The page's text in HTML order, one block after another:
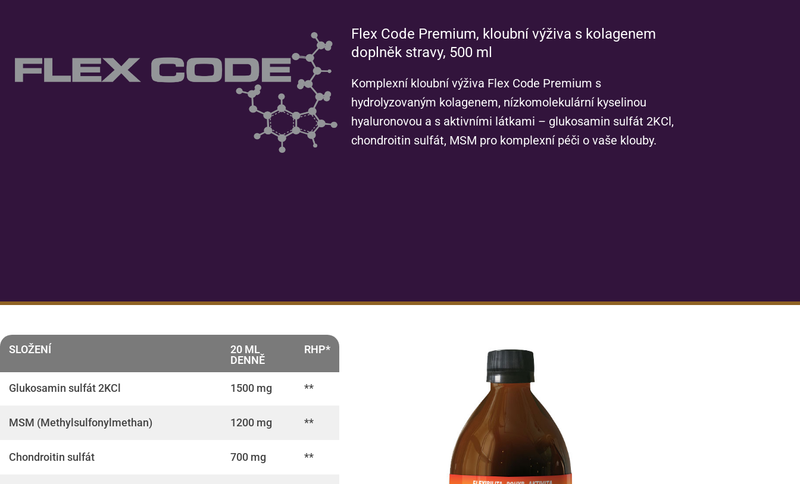
Flex Code Premium, kloubní výživa s kolagenem
doplněk stravy, 500 ml
Komplexní kloubní výživa Flex Code Premium s
hydrolyzovaným kolagenem, nízkomolekulární kyselinou
hyaluronovou a s aktivními látkami – glukosamin sulfát 2KCl,
chondroitin sulfát, MSM pro komplexní péči o vaše klouby.
SLOŽENÍ
20 ML
DENNĚ
RHP*
Glukosamin sulfát 2KCl 1500 mg **
MSM (Methylsulfonylmethan) 1200 mg **
Chondroitin sulfát 700 mg **